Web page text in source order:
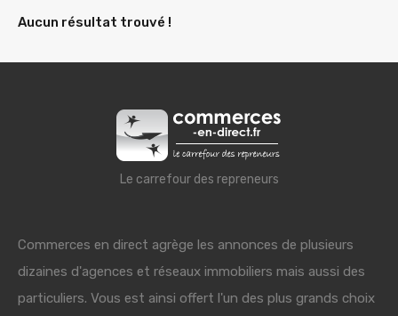
Aucun résultat trouvé !
Le carrefour des repreneurs
Commerces en direct agrège les annonces de plusieurs
dizaines d'agences et réseaux immobiliers mais aussi des
particuliers. Vous est ainsi offert l'un des plus grands choix